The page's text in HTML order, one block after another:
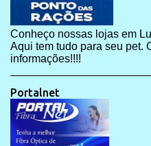
Conheço nossas lojas em
Aqui tem tudo para seu pet.
informações!!!!
Portalnet